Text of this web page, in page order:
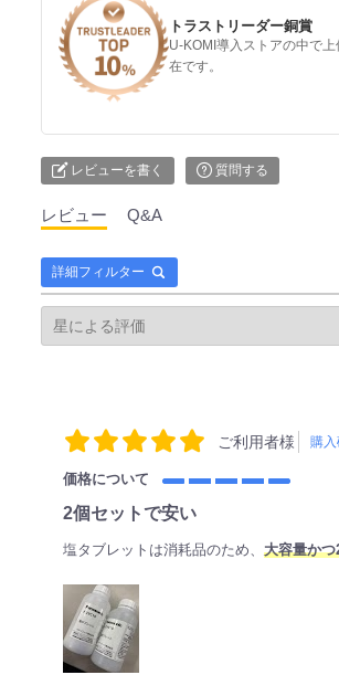
トラストリーダー銅賞
U-KOMI導入ストアの中で
在です。
レビューを書く 質問する
レビュー Q&A
詳細フィルター
ご利用者様 購
価格について
2個セットで安い
塩タブレットは消耗品のため、 大容量か